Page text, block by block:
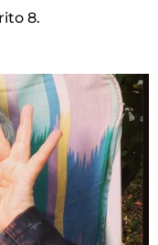
8.